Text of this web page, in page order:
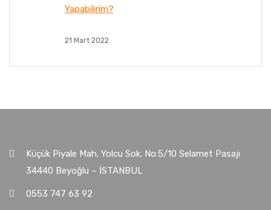
Yapabilirim?
21 Mart 2022
Küçük Piyale Mah. Yolcu Sok. No:5/10 Selamet Pasajı
34440 Beyoğlu – İSTANBUL
0553 747 63 92